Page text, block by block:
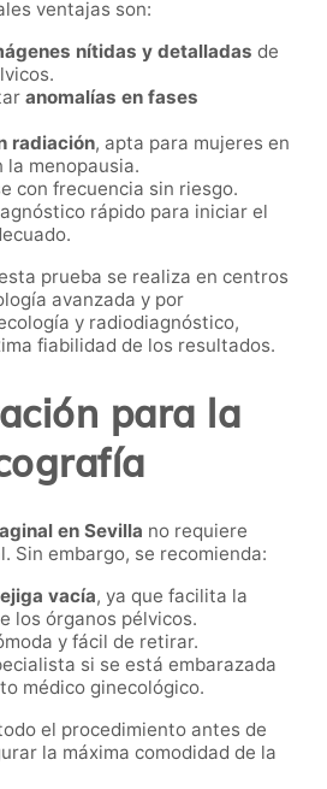
ventajas son:
nítidas y detalladas de
anomalías en fases
radiación, apta para mujeres en
menopausia.
con frecuencia sin riesgo.
rápido para iniciar el
prueba se realiza en centros
avanzada y por
y radiodiagnóstico,
fiabilidad de los resultados.
para la
en Sevilla no requiere
Sin embargo, se recomienda:
vacía, ya que facilita la
los órganos pélvicos.
y fácil de retirar.
si se está embarazada
médico ginecológico.
el procedimiento antes de
la máxima comodidad de la